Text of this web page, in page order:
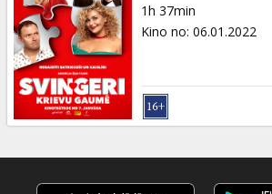
Dāvanu
kartes
Uzkodas
B2B
1h 37min
Kino no: 06.01.2022